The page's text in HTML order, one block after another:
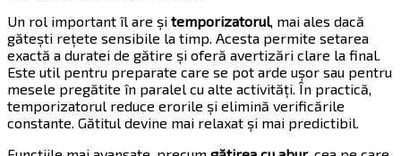
Un rol important îl are și temporizatorul, mai ales dacă
gătești rețete sensibile la timp. Acesta permite setarea
exactă a duratei de gătire și oferă avertizări clare la final.
Este util pentru preparate care se pot arde ușor sau pentru
mesele pregătite în paralel cu alte activități. În practică,
temporizatorul reduce erorile și elimină verificările
constante. Gătitul devine mai relaxat și mai predictibil.